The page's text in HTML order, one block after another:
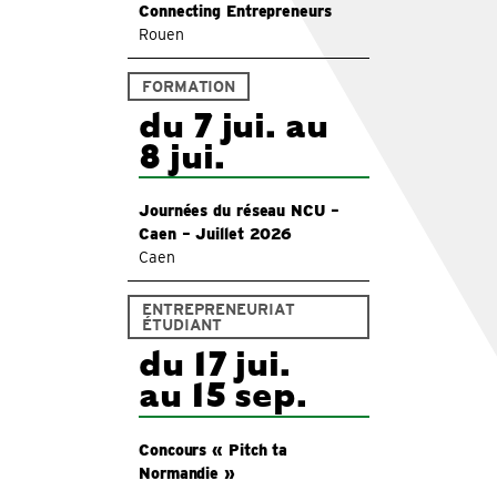
Connecting Entrepreneurs
Rouen
FORMATION
du 7 jui. au
8 jui.
Journées du réseau NCU –
Caen – Juillet 2026
Caen
ENTREPRENEURIAT
ÉTUDIANT
du 17 jui.
au 15 sep.
Concours « Pitch ta
Normandie »